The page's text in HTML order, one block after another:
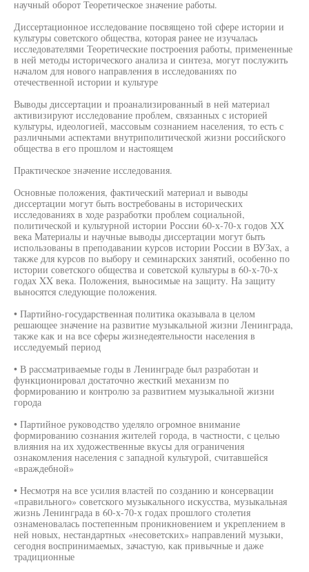
научный оборот Теоретическое значение работы.
Диссертационное исследование посвящено той сфере истории и
культуры советского общества, которая ранее не изучалась
исследователями Теоретические построения работы, примененные
в ней методы исторического анализа и синтеза, могут послужить
началом для нового направления в исследованиях по
отечественной истории и культуре
Выводы диссертации и проанализированный в ней материал
активизируют исследование проблем, связанных с историей
культуры, идеологией, массовым сознанием населения, то есть с
различными аспектами внутриполитической жизни российского
общества в его прошлом и настоящем
Практическое значение исследования.
Основные положения, фактический материал и выводы
диссертации могут быть востребованы в исторических
исследованиях в ходе разработки проблем социальной,
политической и культурной истории России 60-х-70-х годов XX
века Материалы и научные выводы диссертации могут быть
использованы в преподавании курсов истории России в ВУЗах, а
также для курсов по выбору и семинарских занятий, особенно по
истории советского общества и советской культуры в 60-х-70-х
годах XX века. Положения, выносимые на защиту. На защиту
выносятся следующие положения.
• Партийно-государственная политика оказывала в целом
решающее значение на развитие музыкальной жизни Ленинграда,
также как и на все сферы жизнедеятельности населения в
исследуемый период
• В рассматриваемые годы в Ленинграде был разработан и
функционировал достаточно жесткий механизм по
формированию и контролю за развитием музыкальной жизни
города
• Партийное руководство уделяло огромное внимание
формированию сознания жителей города, в частности, с целью
влияния на их художественные вкусы для ограничения
ознакомления населения с западной культурой, считавшейся
«враждебной»
• Несмотря на все усилия властей по созданию и консервации
«правильного» советского музыкального искусства, музыкальная
жизнь Ленинграда в 60-х-70-х годах прошлого столетия
ознаменовалась постепенным проникновением и укреплением в
ней новых, нестандартных «несоветских» направлений музыки,
сегодня воспринимаемых, зачастую, как привычные и даже
традиционные